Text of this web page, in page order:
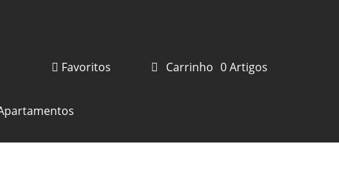
Favoritos Carrinho 0Artigos